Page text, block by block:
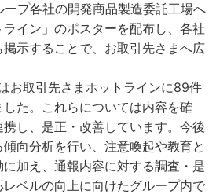
プ各社の開発商品製造委託工場へ
ライン」のポスターを配布し、各社
示することで、お取引先さまへ広
お取引先さまホットラインに89件
た。これらについては内容を確
し、是正・改善しています。今後
向分析を行い、注意喚起や教育と
加え、通報内容に対する調査・是
ベルの向上に向けたグループ内で